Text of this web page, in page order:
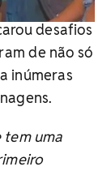
desafios
de não só
inúmeras
tem uma